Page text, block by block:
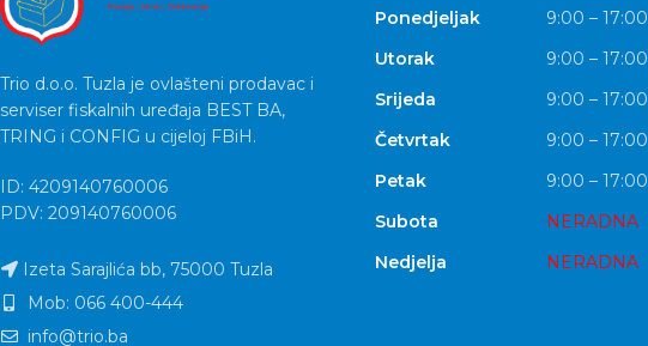
Trio d.o.o. Tuzla je ovlašteni prodavac i
serviser fiskalnih uređaja BEST BA,
TRING i CONFIG u cijeloj FBiH.
ID: 4209140760006
PDV: 209140760006
Izeta Sarajlića bb, 75000 Tuzla
Mob: 066 400-444
info@trio.ba
Ponedjeljak
9:00 – 17:00
Utorak
9:00 – 17:00
Srijeda
9:00 – 17:00
Četvrtak
9:00 – 17:00
Petak
9:00 – 17:00
Subota
NERADNA
Nedjelja
NERADNA